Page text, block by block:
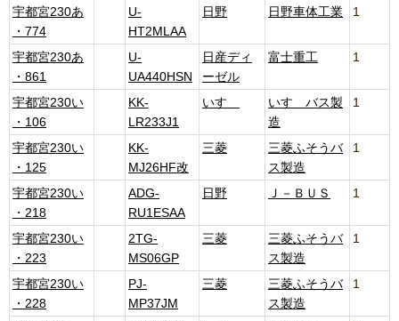
宇都宮230あ
・774
U-
HT2MLAA
日野 日野車体工業 1
宇都宮230あ
・861
U-
UA440HSN
日産ディ
ーゼル
富士重工 1
宇都宮230い
・106
KK-
LR233J1
いすゞ
いすゞバス製
造
1
宇都宮230い
・125
KK-
MJ26HF改
三菱
三菱ふそうバ
ス製造
1
宇都宮230い
・218
ADG-
RU1ESAA
日野 Ｊ－ＢＵＳ 1
宇都宮230い
・223
2TG-
MS06GP
三菱
三菱ふそうバ
ス製造
1
宇都宮230い
・228
PJ-
MP37JM
三菱
三菱ふそうバ
ス製造
1